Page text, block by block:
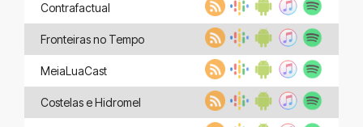
Contrafactual
Fronteiras no Tempo
MeiaLuaCast
Costelas e Hidromel